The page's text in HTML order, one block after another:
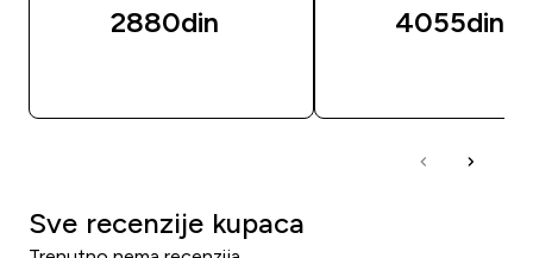
2880din‎ 4055din‎
Sve recenzije kupaca